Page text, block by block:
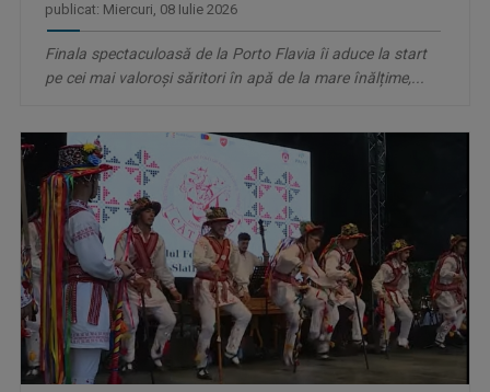
publicat: Miercuri, 08 Iulie 2026
Finala spectaculoasă de la Porto Flavia îi aduce la start
pe cei mai valoroși săritori în apă de la mare înălțime,...